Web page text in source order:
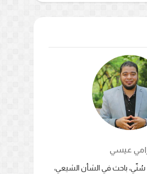
عيسي
باحث في الشأن الشيعي،